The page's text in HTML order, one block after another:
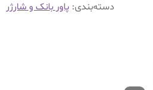
دسته‌بندی: پاور بانک و شارژر